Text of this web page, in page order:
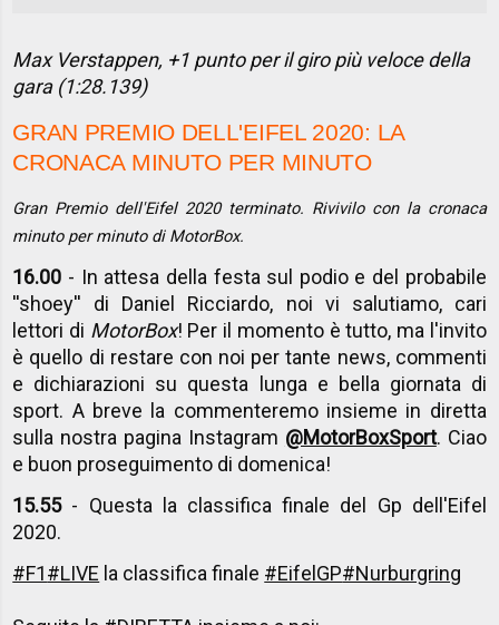
Max Verstappen, +1 punto per il giro più veloce della
gara (1:28.139)
GRAN PREMIO DELL'EIFEL 2020: LA
CRONACA MINUTO PER MINUTO
Gran Premio dell'Eifel 2020 terminato. Rivivilo con la cronaca
minuto per minuto di MotorBox.
16.00 - In attesa della festa sul podio e del probabile
''shoey'' di Daniel Ricciardo, noi vi salutiamo, cari
lettori di MotorBox! Per il momento è tutto, ma l'invito
è quello di restare con noi per tante news, commenti
e dichiarazioni su questa lunga e bella giornata di
sport. A breve la commenteremo insieme in diretta
sulla nostra pagina Instagram @MotorBoxSport. Ciao
e buon proseguimento di domenica!
15.55- Questa la classifica finale del Gp dell'Eifel
2020.
#F1#LIVE la classifica finale #EifelGP#Nurburgring